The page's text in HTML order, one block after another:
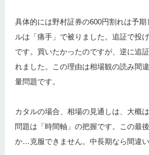
具体的には野村証券の600円割れは予期
ルは「痛手」で被りました。追証で投
です。買いたかったのですが、逆に追
れました。この理由は相場観の読み間
量問題です。
カタルの場合、相場の見通しは、大概
問題は「時間軸」の把握です。この最
か…克服できません。中長期なら間違い